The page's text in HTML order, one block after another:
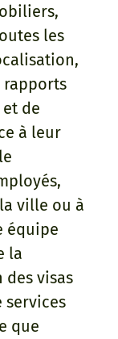
les
rapports
de
à leur
ville ou à
équipe
la
visas
que